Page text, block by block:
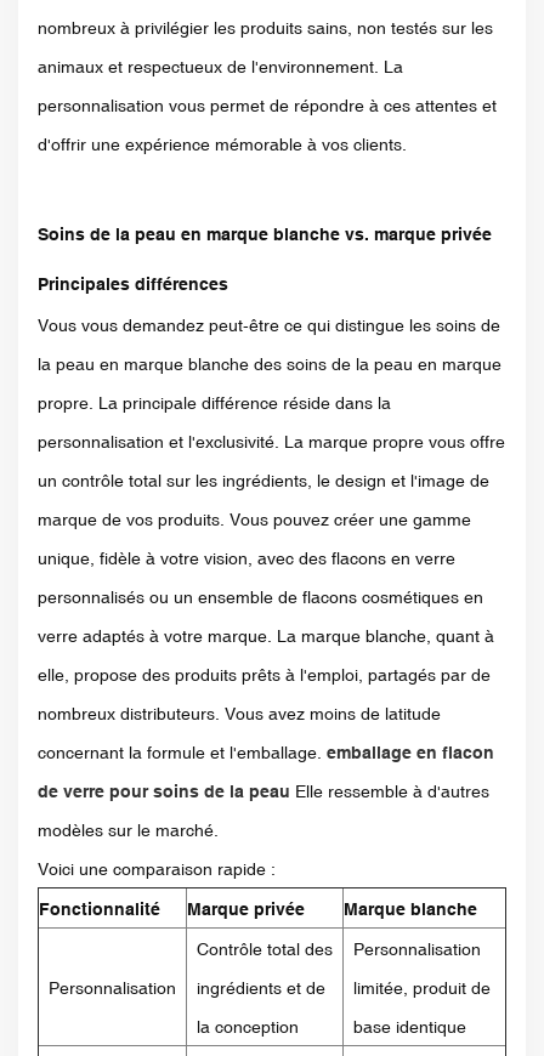
nombreux à privilégier les produits sains, non testés sur les
animaux et respectueux de l'environnement. La
personnalisation vous permet de répondre à ces attentes et
d'offrir une expérience mémorable à vos clients.
Soins de la peau en marque blanche vs. marque privée
Principales différences
Vous vous demandez peut-être ce qui distingue les soins de
la peau en marque blanche des soins de la peau en marque
propre. La principale différence réside dans la
personnalisation et l'exclusivité. La marque propre vous offre
un contrôle total sur les ingrédients, le design et l'image de
marque de vos produits. Vous pouvez créer une gamme
unique, fidèle à votre vision, avec des flacons en verre
personnalisés ou un ensemble de flacons cosmétiques en
verre adaptés à votre marque. La marque blanche, quant à
elle, propose des produits prêts à l'emploi, partagés par de
nombreux distributeurs. Vous avez moins de latitude
concernant la formule et l'emballage. emballage en flacon
de verre pour soins de la peau Elle ressemble à d'autres
modèles sur le marché.
Voici une comparaison rapide :
Fonctionnalité Marque privée Marque blanche
Personnalisation
Contrôle total des
ingrédients et de
la conception
Personnalisation
limitée, produit de
base identique